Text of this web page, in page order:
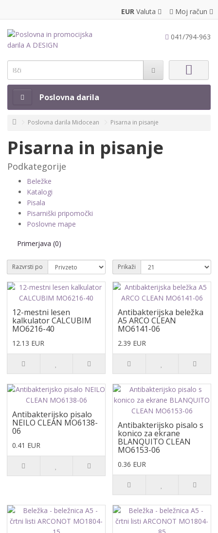
EUR Valuta Moj račun
041/794-963
Poslovna darila
Poslovna darila Midocean Pisarna in pisanje
Pisarna in pisanje
Podkategorije
Beležke
Katalogi
Pisala
Pisarniški pripomočki
Poslovne mape
Primerjava (0)
Razvrsti po Prikaži
12-mestni lesen
kalkulator CALCUBIM
MO6216-40
12.13 EUR
Antibakterijska beležka
A5 ARCO CLEAN
MO6141-06
2.39 EUR
Antibakterijsko pisalo
NEILO CLEAN MO6138-
06
0.41 EUR
Antibakterijsko pisalo s
konico za ekrane
BLANQUITO CLEAN
MO6153-06
0.36 EUR